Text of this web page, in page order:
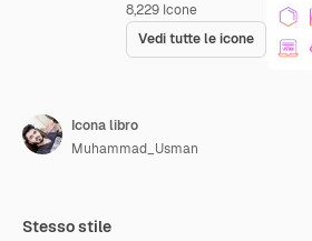
8,229 Icone
Vedi tutte le icone
Icona libro
Muhammad_Usman
Stesso stile